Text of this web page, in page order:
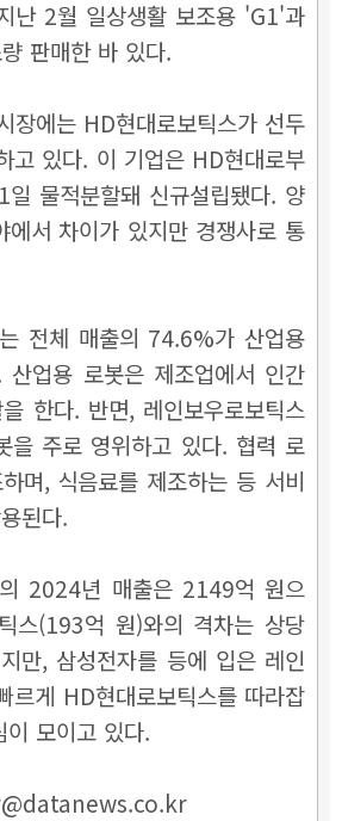
난 2월 일상생활 보조용 'G1'과
판매한 바 있다.
장에는 HD현대로보틱스가 선두
고 있다. 이 기업은 HD현대로부
물적분할돼 신규설립됐다. 양
서 차이가 있지만 경쟁사로 통
전체 매출의 74.6%가 산업용
산업용 로봇은 제조업에서 인간
한다. 반면, 레인보우로보틱스
을 주로 영위하고 있다. 협력 로
며, 식음료를 제조하는 등 서비
된다.
의 2024년 매출은 2149억 원으
스(193억 원)와의 격차는 상당
만, 삼성전자를 등에 입은 레인
르게 HD현대로보틱스를 따라잡
모이고 있다.